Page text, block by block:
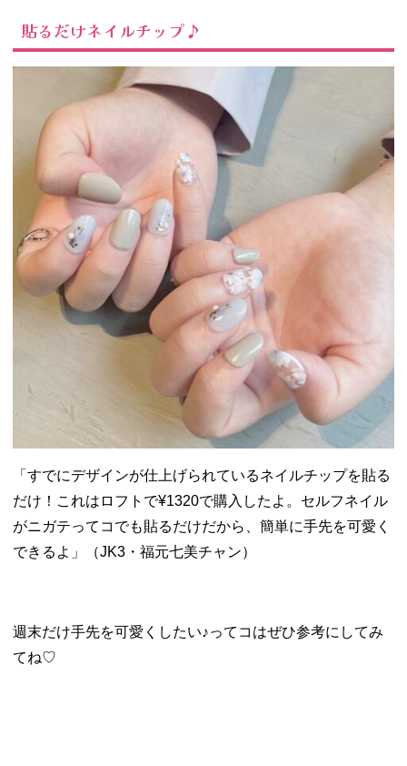
貼るだけネイルチップ♪
「すでにデザインが仕上げられているネイルチップを貼る
だけ！これはロフトで¥1320で購入したよ。セルフネイル
がニガテってコでも貼るだけだから、簡単に手先を可愛く
できるよ」（JK3・福元七美チャン）
週末だけ手先を可愛くしたい♪ってコはぜひ参考にしてみ
てね♡